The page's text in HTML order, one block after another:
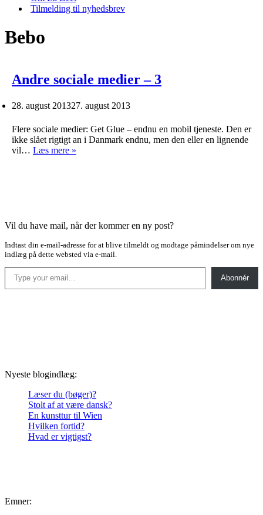
Tilmelding til nyhedsbrev
Bebo
Andre sociale medier – 3
28. august 201327. august 2013
Flere sociale medier: Get Glue – endnu en mobil tjeneste. Den er
ikke slået rigtigt an i Danmark endnu, men den eller en lignende
vil… Læs mere »
Vil du have mail, når der kommer en ny post?
Indtast din e-mail-adresse for at blive tilmeldt og modtage påmindelser om nye
indlæg på dette websted via e-mail.
Type your email…
Abonnér
Nyeste blogindlæg:
Læser du (bøger)?
Stolt af at være dansk?
En kunsttur til Wien
Hvilken fortid?
Hvad er vigtigst?
Emner: